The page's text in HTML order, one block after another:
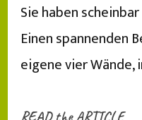
Sie haben
Einen spannenden
eigene vier Wände,